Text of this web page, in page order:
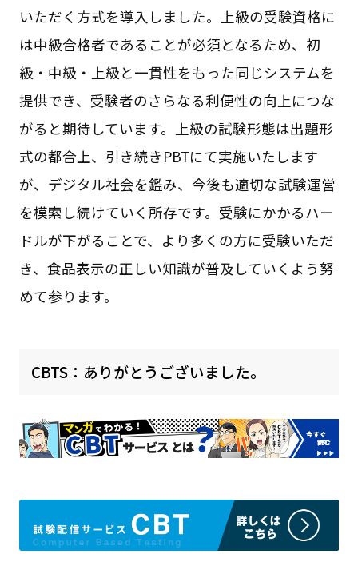
いただく方式を導入しました。上級の受験資格に
は中級合格者であることが必須となるため、初
級・中級・上級と一貫性をもった同じシステムを
提供でき、受験者のさらなる利便性の向上につな
がると期待しています。上級の試験形態は出題形
式の都合上、引き続きPBTにて実施いたします
が、デジタル社会を鑑み、今後も適切な試験運営
を模索し続けていく所存です。受験にかかるハー
ドルが下がることで、より多くの方に受験いただ
き、食品表示の正しい知識が普及していくよう努
めて参ります。
CBTS：ありがとうございました。